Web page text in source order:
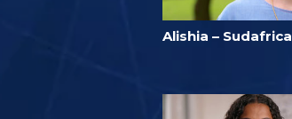
Alishia – Sudafrica